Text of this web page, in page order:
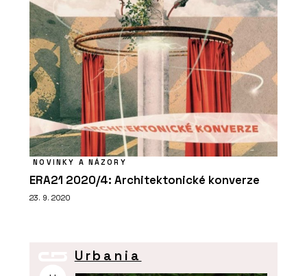
NOVINKY A NÁZORY
ERA21 2020/4: Architektonické konverze
23. 9. 2020
Urbania